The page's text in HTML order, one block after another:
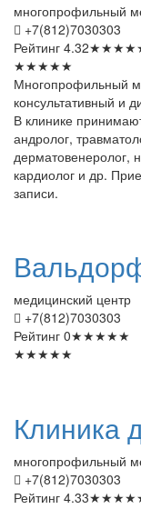
многопрофильный
+7(812)7030303
Рейтинг 4.32★★★★
★★★★★
Многопрофильный
консультативный и
В клинике
андролог,
дерматовенеролог,
кардиолог и др.
записи.
медицинский центр
+7(812)7030303
Рейтинг 0★★★★★
★★★★★
Клиника
многопрофильный
+7(812)7030303
Рейтинг 4.33★★★★